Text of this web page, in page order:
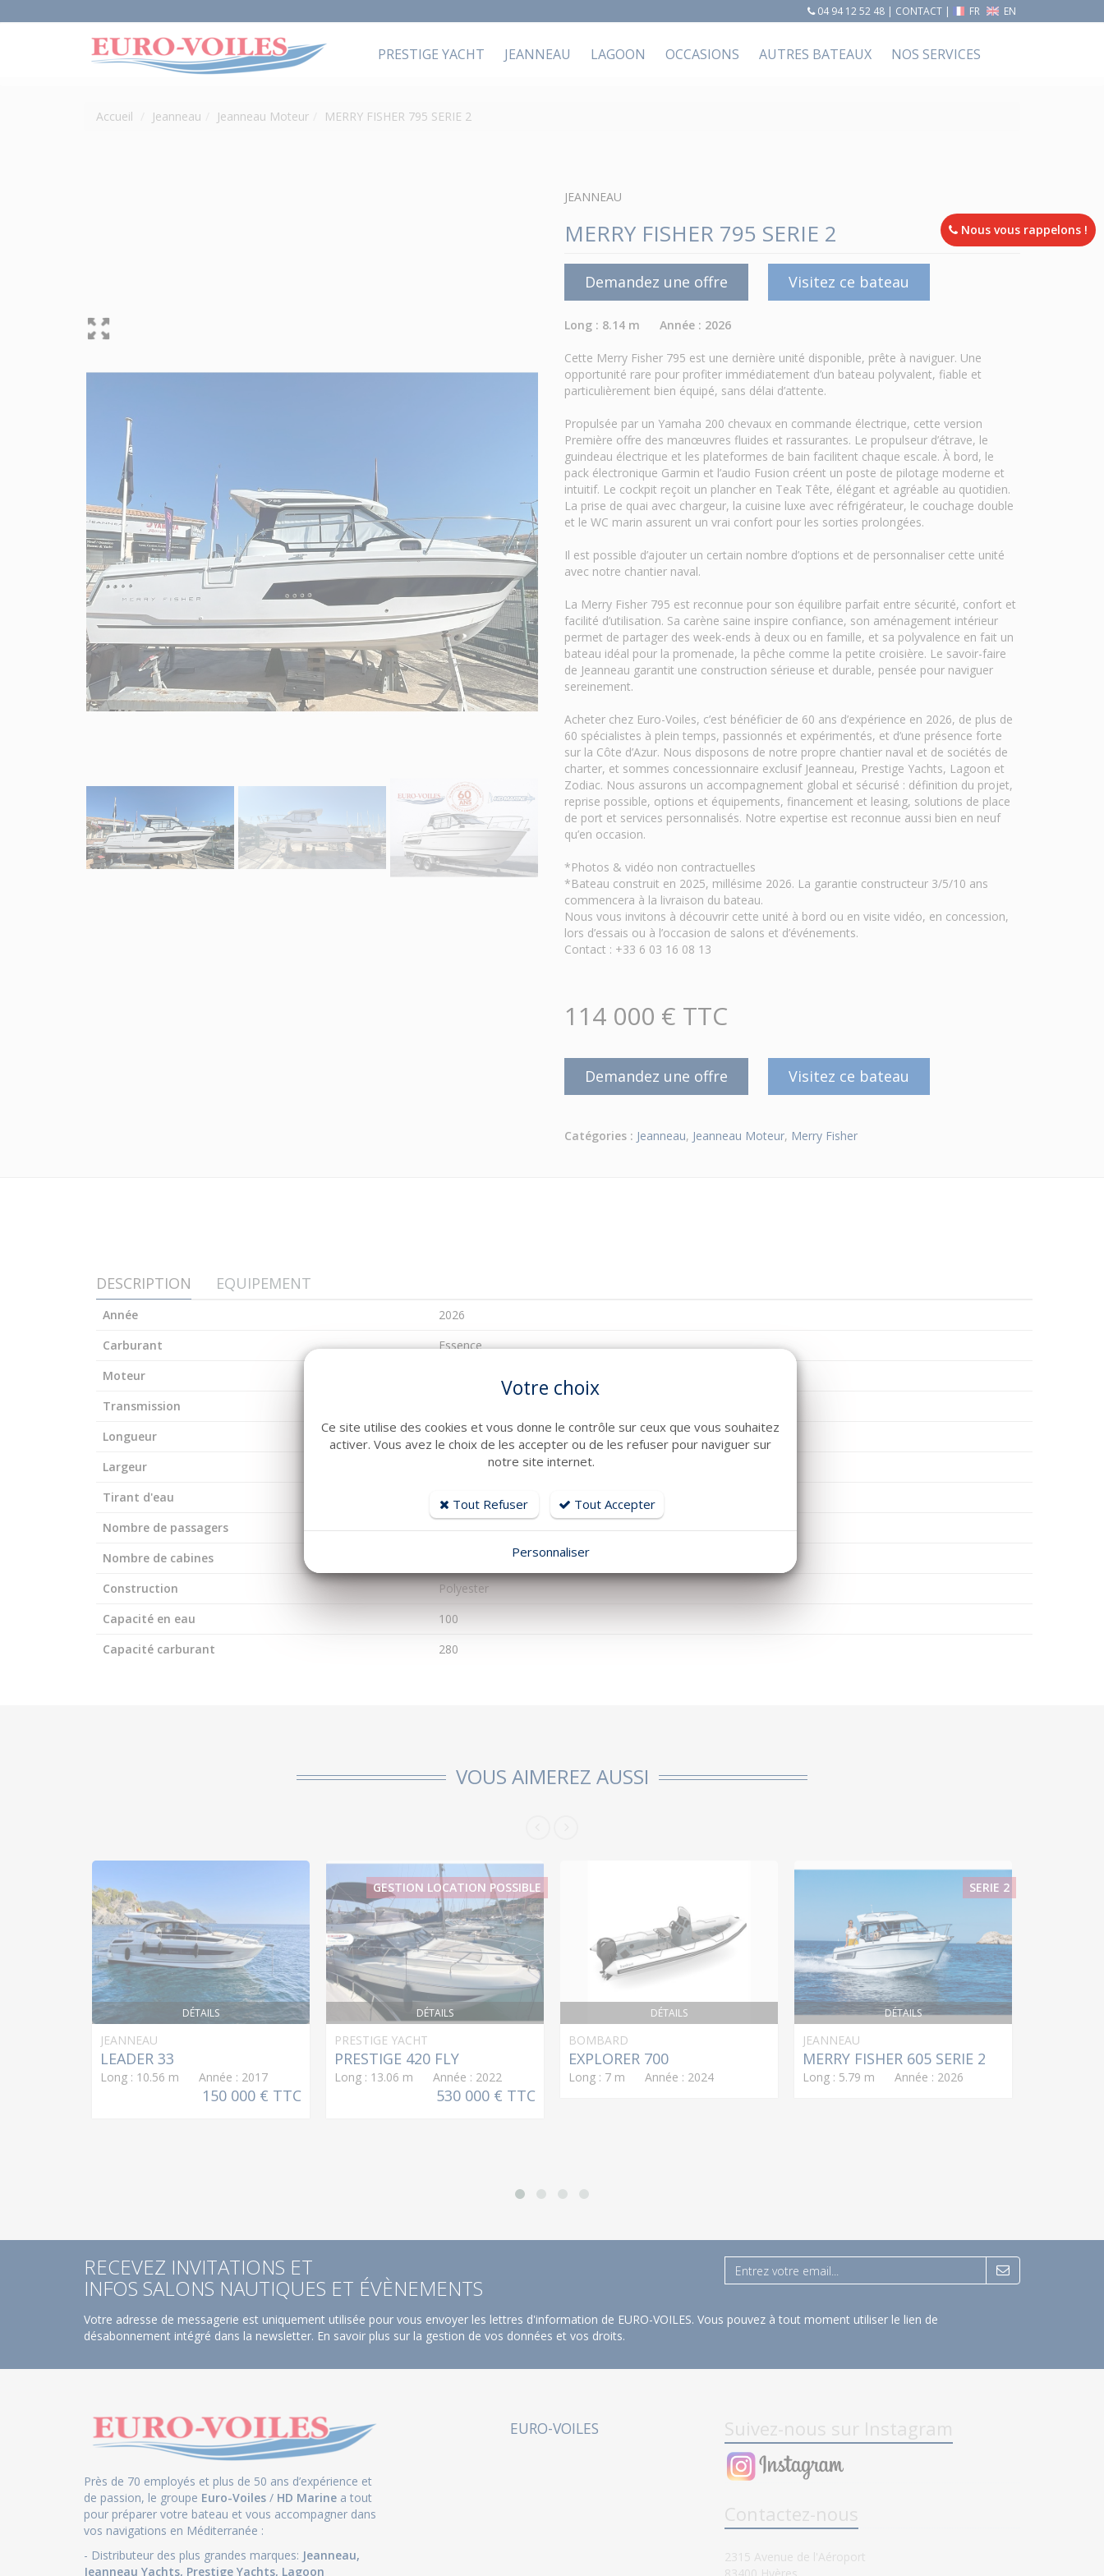
04 94 12 52 48| CONTACT| FR EN
PRESTIGE YACHT JEANNEAU LAGOON OCCASIONS AUTRES BATEAUX NOS SERVICES
Accueil Jeanneau Jeanneau Moteur MERRY FISHER 795 SERIE 2
JEANNEAU
MERRY FISHER 795 SERIE 2
Demandez une offre Visitez ce bateau
Long : 8.14 m Année : 2026
Cette Merry Fisher 795 est une dernière unité disponible, prête à naviguer. Une
opportunité rare pour profiter immédiatement d’un bateau polyvalent, fiable et
particulièrement bien équipé, sans délai d’attente.
Propulsée par un Yamaha 200 chevaux en commande électrique, cette version
Première offre des manœuvres fluides et rassurantes. Le propulseur d’étrave, le
guindeau électrique et les plateformes de bain facilitent chaque escale. À bord, le
pack électronique Garmin et l’audio Fusion créent un poste de pilotage moderne et
intuitif. Le cockpit reçoit un plancher en Teak Tête, élégant et agréable au quotidien.
La prise de quai avec chargeur, la cuisine luxe avec réfrigérateur, le couchage double
et le WC marin assurent un vrai confort pour les sorties prolongées.
Il est possible d’ajouter un certain nombre d’options et de personnaliser cette unité
avec notre chantier naval.
La Merry Fisher 795 est reconnue pour son équilibre parfait entre sécurité, confort et
facilité d’utilisation. Sa carène saine inspire confiance, son aménagement intérieur
permet de partager des week-ends à deux ou en famille, et sa polyvalence en fait un
bateau idéal pour la promenade, la pêche comme la petite croisière. Le savoir-faire
de Jeanneau garantit une construction sérieuse et durable, pensée pour naviguer
sereinement.
Acheter chez Euro-Voiles, c’est bénéficier de 60 ans d’expérience en 2026, de plus de
60 spécialistes à plein temps, passionnés et expérimentés, et d’une présence forte
sur la Côte d’Azur. Nous disposons de notre propre chantier naval et de sociétés de
charter, et sommes concessionnaire exclusif Jeanneau, Prestige Yachts, Lagoon et
Zodiac. Nous assurons un accompagnement global et sécurisé : définition du projet,
reprise possible, options et équipements, financement et leasing, solutions de place
de port et services personnalisés. Notre expertise est reconnue aussi bien en neuf
qu’en occasion.
*Photos & vidéo non contractuelles
*Bateau construit en 2025, millésime 2026. La garantie constructeur 3/5/10 ans
commencera à la livraison du bateau.
Nous vous invitons à découvrir cette unité à bord ou en visite vidéo, en concession,
lors d’essais ou à l’occasion de salons et d’événements.
Contact : +33 6 03 16 08 13
114 000 € TTC
Demandez une offre Visitez ce bateau
Catégories : Jeanneau, Jeanneau Moteur, Merry Fisher
DESCRIPTION EQUIPEMENT
Année
2026
Carburant
Essence
Moteur
Transmission
Longueur
8.14
Largeur
Tirant d'eau
0.58
Nombre de passagers
9
Nombre de cabines
Construction
Polyester
Capacité en eau
100
Capacité carburant
280
VOUS AIMEREZ AUSSI
DÉTAILS
JEANNEAU
LEADER 33
Long : 10.56 m Année : 2017
150 000 € TTC
DÉTAILS
GESTION LOCATION POSSIBLE
PRESTIGE YACHT
PRESTIGE 420 FLY
Long : 13.06 m Année : 2022
530 000 € TTC
DÉTAILS
BOMBARD
EXPLORER 700
Long : 7 m Année : 2024
DÉTAILS
SERIE 2
JEANNEAU
MERRY FISHER 605 SERIE 2
Long : 5.79 m Année : 2026
RECEVEZ INVITATIONS ET
INFOS SALONS NAUTIQUES ET ÉVÈNEMENTS
Votre adresse de messagerie est uniquement utilisée pour vous envoyer les lettres d'information de EURO-VOILES. Vous pouvez à tout moment utiliser le lien de
désabonnement intégré dans la newsletter. En savoir plus sur la gestion de vos données et vos droits.
Près de 70 employés et plus de 50 ans d’expérience et
de passion, le groupe Euro-Voiles / HD Marine a tout
pour préparer votre bateau et vous accompagner dans
vos navigations en Méditerranée :
- Distributeur des plus grandes marques: Jeanneau,
Jeanneau Yachts, Prestige Yachts, Lagoon
EURO-VOILES Suivez-nous sur Instagram
Contactez-nous
2315 Avenue de l'Aéroport
Nous vous rappelons !
Votre choix
Ce site utilise des cookies et vous donne le contrôle sur ceux que vous souhaitez
activer. Vous avez le choix de les accepter ou de les refuser pour naviguer sur
notre site internet.
Tout Refuser Tout Accepter
Personnaliser